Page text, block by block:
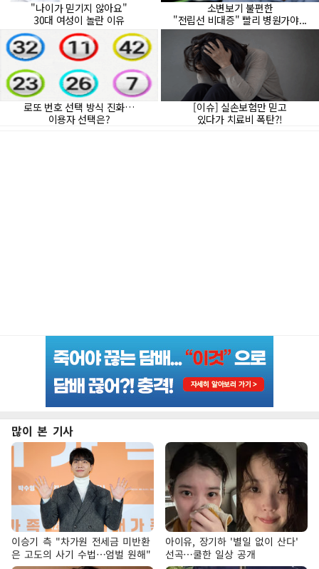
많이 본 기사
이승기 측 "차가원 전세금 미반환
은 고도의 사기 수법…엄벌 원해"
아이유, 장기하 '별일 없이 산다'
선곡…쿨한 일상 공개